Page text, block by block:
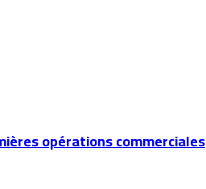
opérations commerciales